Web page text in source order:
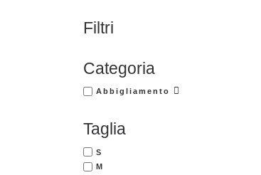
Filtri
Categoria
Abbigliamento
Taglia
S
M